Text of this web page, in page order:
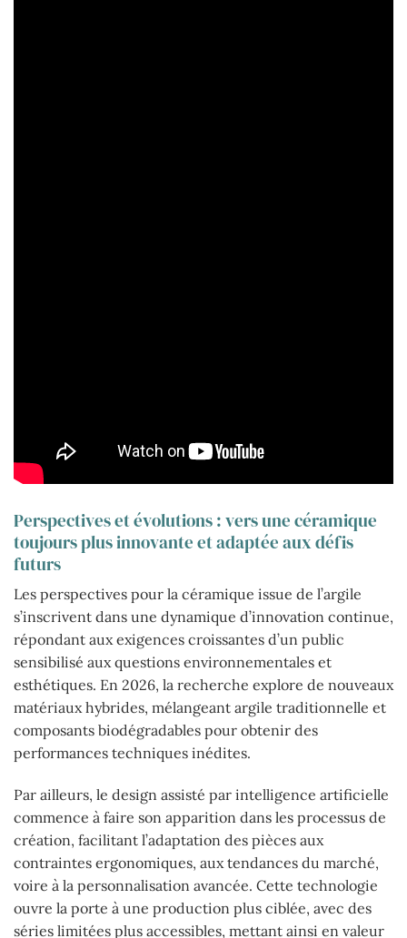
Perspectives et évolutions : vers une céramique
toujours plus innovante et adaptée aux défis
futurs
Les perspectives pour la céramique issue de l’argile
s’inscrivent dans une dynamique d’innovation continue,
répondant aux exigences croissantes d’un public
sensibilisé aux questions environnementales et
esthétiques. En 2026, la recherche explore de nouveaux
matériaux hybrides, mélangeant argile traditionnelle et
composants biodégradables pour obtenir des
performances techniques inédites.
Par ailleurs, le design assisté par intelligence artificielle
commence à faire son apparition dans les processus de
création, facilitant l’adaptation des pièces aux
contraintes ergonomiques, aux tendances du marché,
voire à la personnalisation avancée. Cette technologie
ouvre la porte à une production plus ciblée, avec des
séries limitées plus accessibles, mettant ainsi en valeur